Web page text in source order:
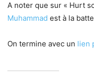
A noter que sur « Hurt
Muhammad est à la
On termine avec un lien